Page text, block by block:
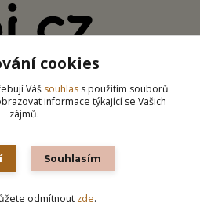
cookies
Váš souhlas s použitím souborů
informace týkající se Vašich
zájmů.
Souhlasím
odmítnout zde.